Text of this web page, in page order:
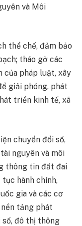
và Môi
thể chế, đảm bảo
tháo gỡ các
của pháp luật, xây
giải phóng, phát
triển kinh tế, xã
chuyển đổi số,
nguyên và môi
thông tin đất đai
hành chính,
gia và các cơ
tảng phát
số, đô thị thông